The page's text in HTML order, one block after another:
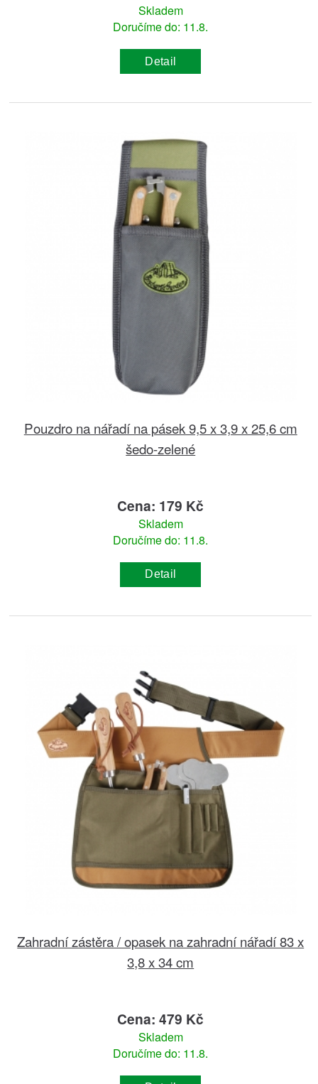
Skladem
Doručíme do: 11.8.
Detail
Pouzdro na nářadí na pásek 9,5 x 3,9 x 25,6 cm
šedo-zelené
Cena: 179 Kč
Skladem
Doručíme do: 11.8.
Detail
Zahradní zástěra / opasek na zahradní nářadí 83 x
3,8 x 34 cm
Cena: 479 Kč
Skladem
Doručíme do: 11.8.